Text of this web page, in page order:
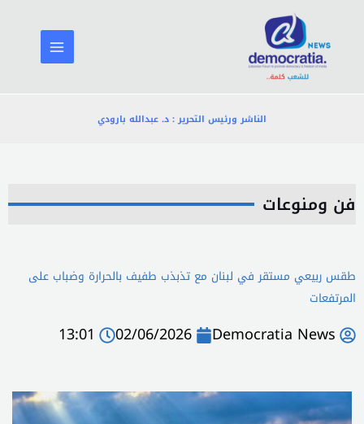
المحتوى
الناشر ورئيس التحرير : د. عبدالله بارودي
فن ومنوعات
طقس ربيعي مستقر في لبنان مع تذبذب طفيف بالحرارة وضباب على
المرتفعات
Democratia News
02/06/2026
13:01